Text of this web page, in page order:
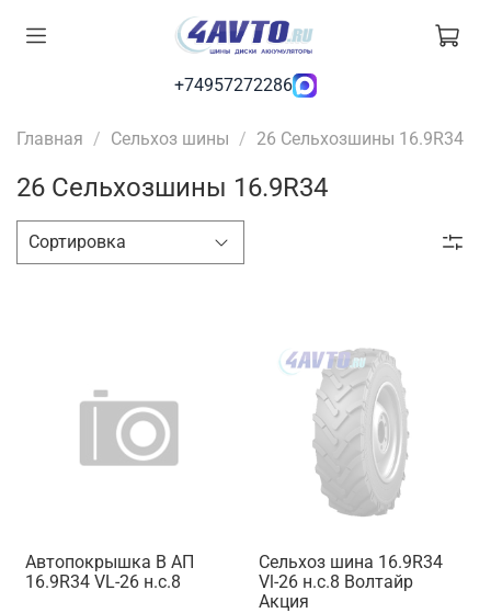
+74957272286
Главная Сельхоз шины 26 Сельхозшины 16.9R34
26 Сельхозшины 16.9R34
Автопокрышка В АП
16.9R34 VL-26 н.с.8
Сельхоз шина 16.9R34
Vl-26 н.с.8 Волтайр
Акция